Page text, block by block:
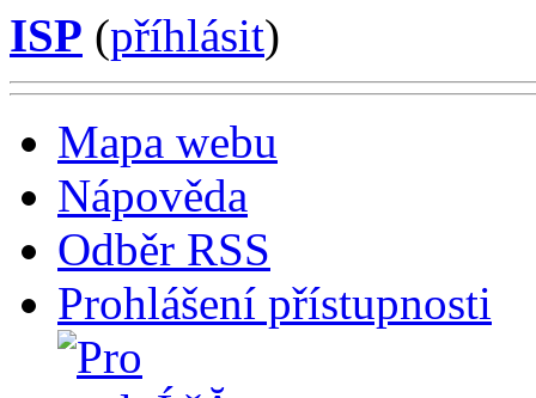
ISP (příhlásit)
Mapa webu
Nápověda
Odběr RSS
Prohlášení přístupnosti